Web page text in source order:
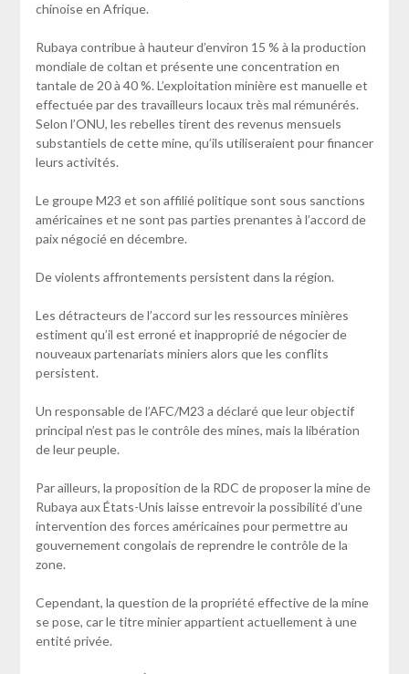
chinoise en Afrique.
Rubaya contribue à hauteur d’environ 15 % à la production
mondiale de coltan et présente une concentration en
tantale de 20 à 40 %. L’exploitation minière est manuelle et
effectuée par des travailleurs locaux très mal rémunérés.
Selon l’ONU, les rebelles tirent des revenus mensuels
substantiels de cette mine, qu’ils utiliseraient pour financer
leurs activités.
Le groupe M23 et son affilié politique sont sous sanctions
américaines et ne sont pas parties prenantes à l’accord de
paix négocié en décembre.
De violents affrontements persistent dans la région.
Les détracteurs de l’accord sur les ressources minières
estiment qu’il est erroné et inapproprié de négocier de
nouveaux partenariats miniers alors que les conflits
persistent.
Un responsable de l’AFC/M23 a déclaré que leur objectif
principal n’est pas le contrôle des mines, mais la libération
de leur peuple.
Par ailleurs, la proposition de la RDC de proposer la mine de
Rubaya aux États-Unis laisse entrevoir la possibilité d’une
intervention des forces américaines pour permettre au
gouvernement congolais de reprendre le contrôle de la
zone.
Cependant, la question de la propriété effective de la mine
se pose, car le titre minier appartient actuellement à une
entité privée.